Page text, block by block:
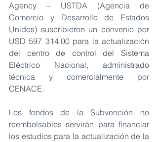
Agency – USTDA (Agencia de
Comercio y Desarrollo de Estados
Unidos) suscribieron un convenio por
USD 597 314,00 para la actualización
del centro de control del Sistema
Eléctrico Nacional, administrado
técnica y comercialmente por
CENACE.
Los fondos de la Subvención no
reembolsables servirán para financiar
los estudios para la actualización de la